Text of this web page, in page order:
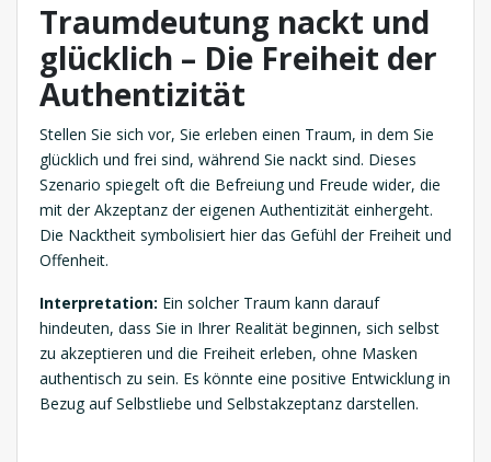
Traumdeutung nackt und
glücklich – Die Freiheit der
Authentizität
Stellen Sie sich vor, Sie erleben einen Traum, in dem Sie
glücklich und frei sind, während Sie nackt sind. Dieses
Szenario spiegelt oft die Befreiung und Freude wider, die
mit der Akzeptanz der eigenen Authentizität einhergeht.
Die Nacktheit symbolisiert hier das Gefühl der Freiheit und
Offenheit.
Interpretation: Ein solcher Traum kann darauf
hindeuten, dass Sie in Ihrer Realität beginnen, sich selbst
zu akzeptieren und die Freiheit erleben, ohne Masken
authentisch zu sein. Es könnte eine positive Entwicklung in
Bezug auf Selbstliebe und Selbstakzeptanz darstellen.